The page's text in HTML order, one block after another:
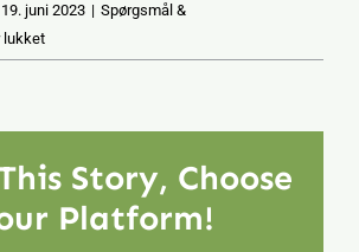
19. juni 2023 | Spørgsmål &
lukkettil
Må
arealet
nu?
Story, Choose
Platform!